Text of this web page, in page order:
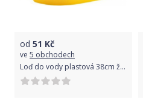
od 51 Kč
ve 5 obchodech
Loď do vody plastová 38cm žlutá